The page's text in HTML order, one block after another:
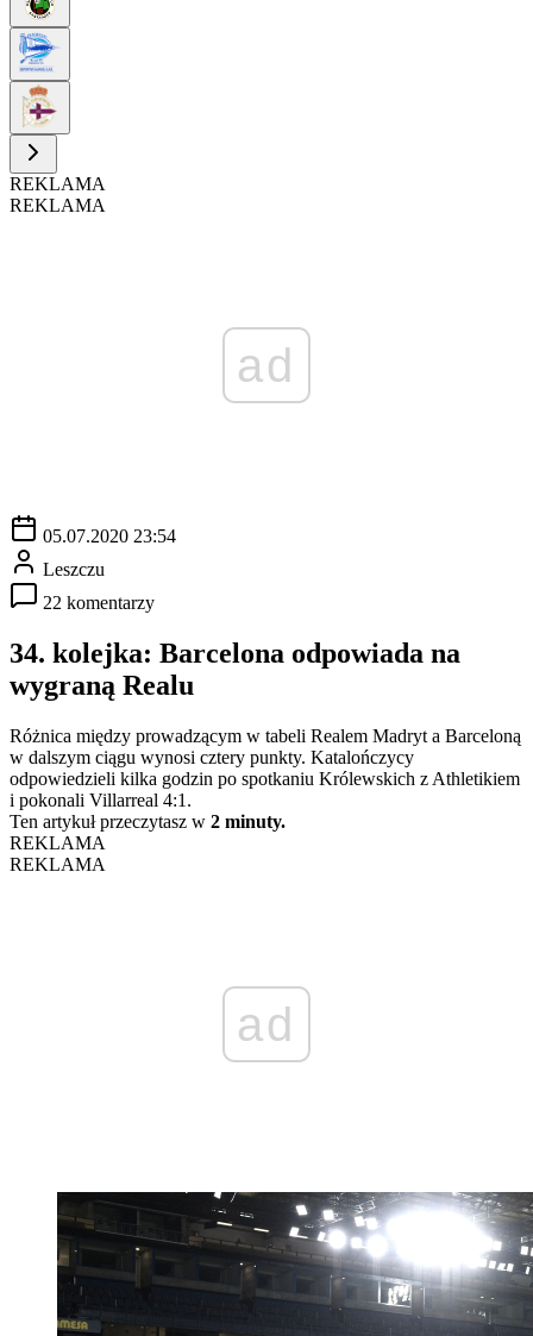
REKLAMA
REKLAMA
ad
05.07.2020 23:54
Leszczu
22 komentarzy
34. kolejka: Barcelona odpowiada na
wygraną Realu
Różnica między prowadzącym w tabeli Realem Madryt a Barceloną
w dalszym ciągu wynosi cztery punkty. Katalończycy
odpowiedzieli kilka godzin po spotkaniu Królewskich z Athletikiem
i pokonali Villarreal 4:1.
Ten artykuł przeczytasz w 2 minuty.
REKLAMA
REKLAMA
ad